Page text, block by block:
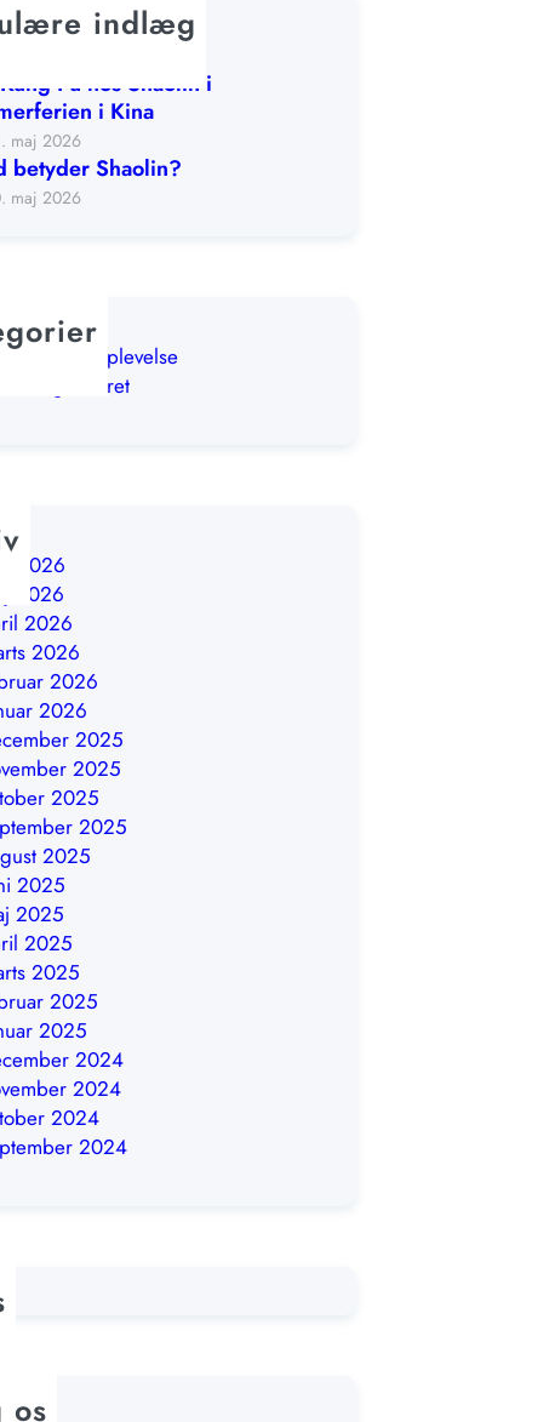
indlæg
oplevelsesuge
Fu hos Shaolin i
i Kina
maj 2026
betyder Shaolin?
maj 2026
oplevelse
kategoriseret
2026
2026
2026
2026
2026
2026
2025
2025
2025
2025
2025
2025
2025
2025
2025
2025
2025
2024
2024
2024
2024
os